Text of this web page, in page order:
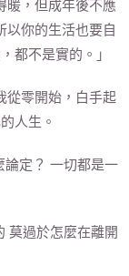
暖，但成年後不應
以你的生活也要自
都不是實的。」
從零開始，白手起
人生。
論定？ 一切都是一
莫過於怎麼在離開